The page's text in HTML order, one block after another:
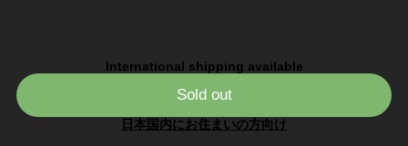
International shipping available
Sold out
日本国内にお住まいの方向け